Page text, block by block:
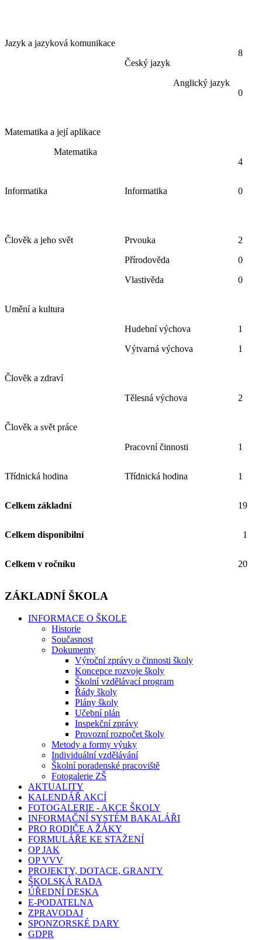
Jazyk a jazyková komunikace
Český jazyk
Anglický jazyk
8
0
Matematika a její aplikace
Matematika
4
Informatika Informatika 0
Člověk a jeho svět
Prvouka
Přírodověda
Vlastivěda
2
0
0
Umění a kultura
Hudební výchova
Výtvarná výchova
1
1
Člověk a zdraví
Tělesná výchova
2
Člověk a svět práce
Pracovní činnosti
1
Třídnická hodina Třídnická hodina 1
Celkem základní 19
Celkem disponibilní 1
Celkem v ročníku 20
ZÁKLADNÍ ŠKOLA
INFORMACE O ŠKOLE
Historie
Současnost
Dokumenty
Výroční zprávy o činnosti školy
Koncepce rozvoje školy
Školní vzdělávací program
Řády školy
Plány školy
Učební plán
Inspekční zprávy
Provozní rozpočet školy
Metody a formy výuky
Individuální vzdělávání
Školní poradenské pracoviště
Fotogalerie ZŠ
AKTUALITY
KALENDÁŘ AKCÍ
FOTOGALERIE - AKCE ŠKOLY
INFORMAČNÍ SYSTÉM BAKALÁŘI
PRO RODIČE A ŽÁKY
FORMULÁŘE KE STAŽENÍ
OP JAK
OP VVV
PROJEKTY, DOTACE, GRANTY
ŠKOLSKÁ RADA
ÚŘEDNÍ DESKA
E-PODATELNA
ZPRAVODAJ
SPONZORSKÉ DARY
GDPR